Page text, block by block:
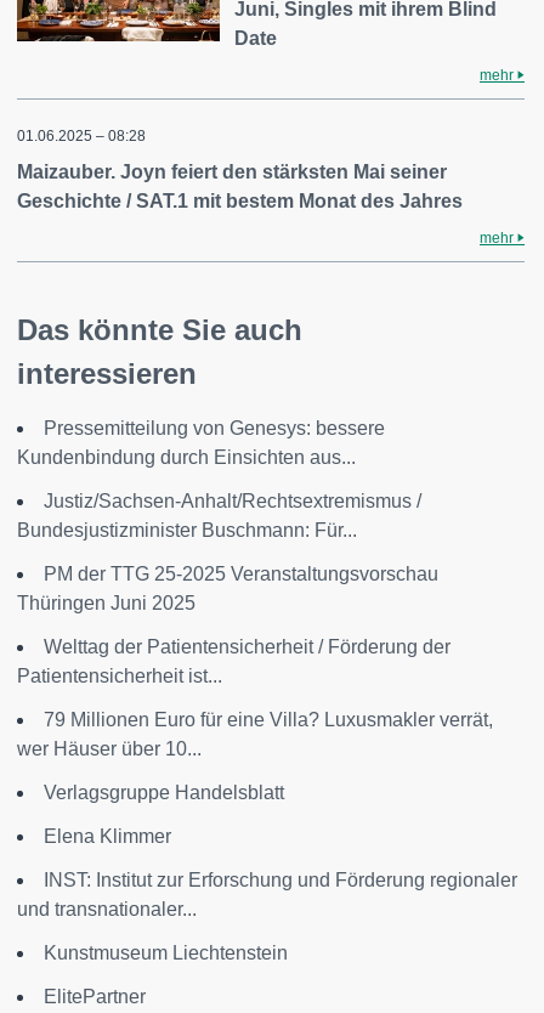
Juni, Singles mit ihrem Blind
Date
mehr
01.06.2025 – 08:28
Maizauber. Joyn feiert den stärksten Mai seiner
Geschichte / SAT.1 mit bestem Monat des Jahres
mehr
Das könnte Sie auch
interessieren
Pressemitteilung von Genesys: bessere
Kundenbindung durch Einsichten aus...
Justiz/Sachsen-Anhalt/Rechtsextremismus /
Bundesjustizminister Buschmann: Für...
PM der TTG 25-2025 Veranstaltungsvorschau
Thüringen Juni 2025
Welttag der Patientensicherheit / Förderung der
Patientensicherheit ist...
79 Millionen Euro für eine Villa? Luxusmakler verrät,
wer Häuser über 10...
Verlagsgruppe Handelsblatt
Elena Klimmer
INST: Institut zur Erforschung und Förderung regionaler
und transnationaler...
Kunstmuseum Liechtenstein
ElitePartner